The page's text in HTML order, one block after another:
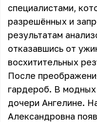
специалистами,
разрешённых и
результатам
отказавшись от
восхитительных
После
гардероб. В
дочери Ангелине.
Александровна